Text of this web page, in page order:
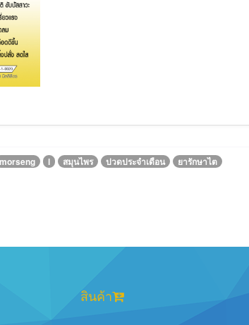
morseng l สมุนไพร ปวดประจำเดือน
ยารักษาไต
สินค้า